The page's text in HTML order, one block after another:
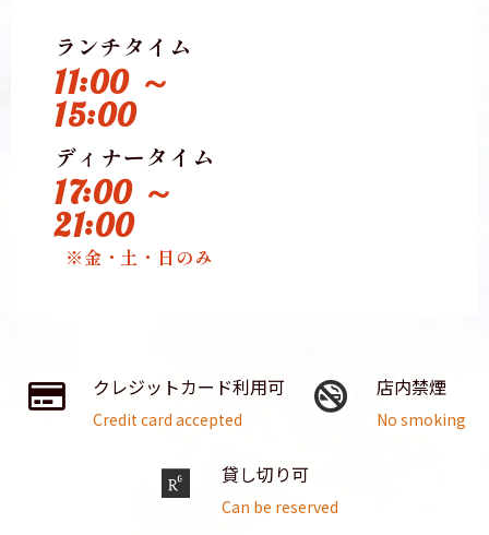
ランチタイム
11:00 ～
15:00
ディナータイム
17:00 ～
21:00
※金・土・日のみ
クレジットカード利用可
Credit card accepted
店内禁煙
No smoking
貸し切り可
Can be reserved